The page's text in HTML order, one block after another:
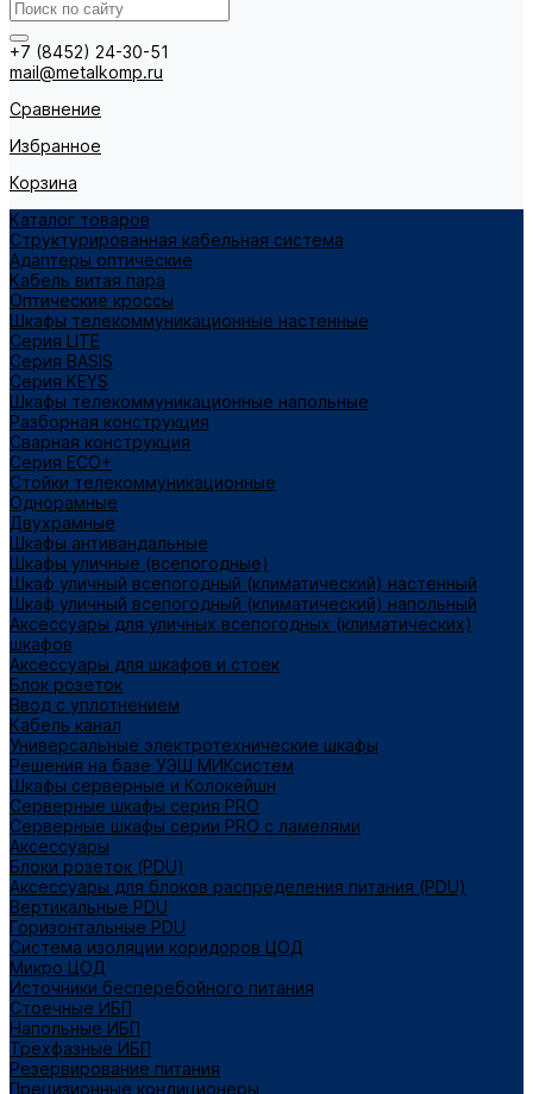
+7 (8452) 24-30-51
mail@metalkomp.ru
Сравнение
Избранное
Корзина
Каталог товаров
Структурированная кабельная система
Адаптеры оптические
Кабель витая пара
Оптические кроссы
Шкафы телекоммуникационные настенные
Cерия LITE
Cерия BASIS
Cерия KEYS
Шкафы телекоммуникационные напольные
Разборная конструкция
Сварная конструкция
Серия ECO+
Стойки телекоммуникационные
Однорамные
Двухрамные
Шкафы антивандальные
Шкафы уличные (всепогодные)
Шкаф уличный всепогодный (климатический) настенный
Шкаф уличный всепогодный (климатический) напольный
Аксессуары для уличных всепогодных (климатических)
шкафов
Аксессуары для шкафов и стоек
Блок розеток
Ввод с уплотнением
Кабель канал
Универсальные электротехнические шкафы
Решения на базе УЭШ МИКсистем
Шкафы серверные и Колокейшн
Серверные шкафы серия PRO
Серверные шкафы серии PRO с ламелями
Аксессуары
Блоки розеток (PDU)
Аксессуары для блоков распределения питания (PDU)
Вертикальные PDU
Горизонтальные PDU
Система изоляции коридоров ЦОД
Микро ЦОД
Источники бесперебойного питания
Стоечные ИБП
Напольные ИБП
Трёхфазные ИБП
Резервирование питания
Прецизионные кондиционеры